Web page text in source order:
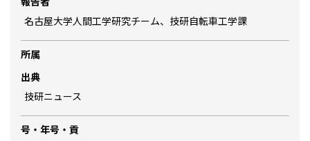
名古屋大学人間工学研究チーム、技研自転車工学課
所属
出典
技研ニュース
号・年号・貢